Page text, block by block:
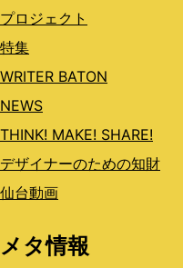
プロジェクト
特集
WRITER BATON
NEWS
THINK! MAKE! SHARE!
デザイナーのための知財
仙台動画
メタ情報